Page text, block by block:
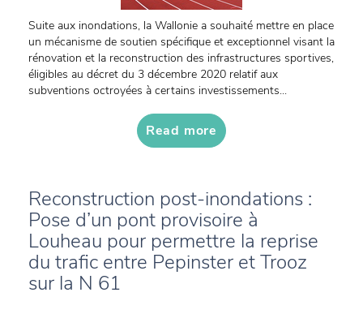
Suite aux inondations, la Wallonie a souhaité mettre en place
un mécanisme de soutien spécifique et exceptionnel visant la
rénovation et la reconstruction des infrastructures sportives,
éligibles au décret du 3 décembre 2020 relatif aux
subventions octroyées à certains investissements...
Read more
Reconstruction post-inondations :
Pose d’un pont provisoire à
Louheau pour permettre la reprise
du trafic entre Pepinster et Trooz
sur la N 61